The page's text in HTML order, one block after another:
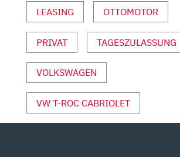
LEASING OTTOMOTOR
PRIVAT TAGESZULASSUNG
VOLKSWAGEN
VW T-ROC CABRIOLET